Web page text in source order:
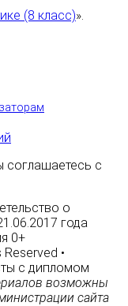
(8 класс)».
соглашаетесь с
о
года
0+
•
с дипломом
возможны
сайта